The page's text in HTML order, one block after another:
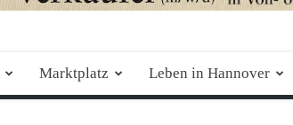
Marktplatz Leben in Hannover